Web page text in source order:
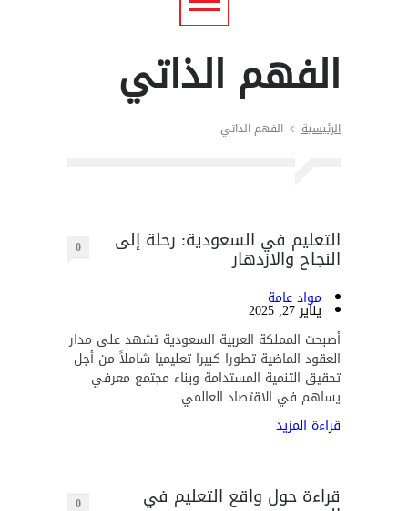
الفهم الذاتي
الرئيسية الفهم الذاتي
التعليم في السعودية: رحلة إلى
النجاح والازدهار 0
مواد عامة
يناير 27, 2025
أصبحت المملكة العربية السعودية تشهد على مدار
العقود الماضية تطورا كبيرا تعليميا شاملاً من أجل
تحقيق التنمية المستدامة وبناء مجتمع معرفي
يساهم في الاقتصاد العالمي.
قراءة المزيد
قراءة حول واقع التعليم في 0